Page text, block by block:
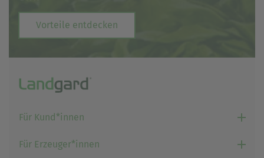
Vorteile entdecken
Für Kund*innen
Für Erzeuger*innen